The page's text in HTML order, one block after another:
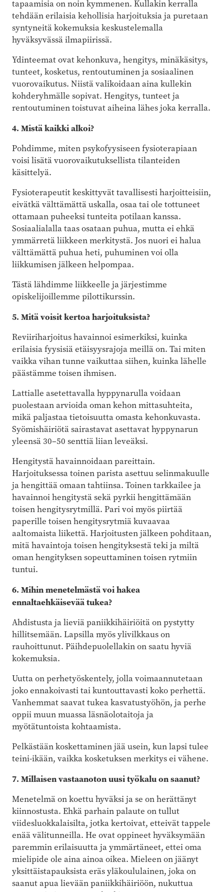
tapaamisia on noin kymmenen. Kullakin kerralla
tehdään erilaisia kehollisia harjoituksia ja puretaan
syntyneitä kokemuksia keskustelemalla
hyväksyvässä ilmapiirissä.
Ydinteemat ovat kehonkuva, hengitys, minäkäsitys,
tunteet, kosketus, rentoutuminen ja sosiaalinen
vuorovaikutus. Niistä valikoidaan aina kullekin
kohderyhmälle sopivat. Hengitys, tunteet ja
rentoutuminen toistuvat aiheina lähes joka kerralla.
4. Mistä kaikki alkoi?
Pohdimme, miten psykofyysiseen fysioterapiaan
voisi lisätä vuorovaikutuksellista tilanteiden
käsittelyä.
Fysioterapeutit keskittyvät tavallisesti harjoitteisiin,
eivätkä välttämättä uskalla, osaa tai ole tottuneet
ottamaan puheeksi tunteita potilaan kanssa.
Sosiaalialalla taas osataan puhua, mutta ei ehkä
ymmärretä liikkeen merkitystä. Jos nuori ei halua
välttämättä puhua heti, puhuminen voi olla
liikkumisen jälkeen helpompaa.
Tästä lähdimme liikkeelle ja järjestimme
opiskelijoillemme pilottikurssin.
5. Mitä voisit kertoa harjoituksista?
Reviiriharjoitus havainnoi esimerkiksi, kuinka
erilaisia fyysisiä etäisyysrajoja meillä on. Tai miten
vaikka vihan tunne vaikuttaa siihen, kuinka lähelle
päästämme toisen ihmisen.
Lattialle asetettavalla hyppynarulla voidaan
puolestaan arvioida oman kehon mittasuhteita,
mikä paljastaa tietoisuutta omasta kehonkuvasta.
Syömishäiriötä sairastavat asettavat hyppynarun
yleensä 30–50 senttiä liian leveäksi.
Hengitystä havainnoidaan pareittain.
Harjoituksessa toinen parista asettuu selinmakuulle
ja hengittää omaan tahtiinsa. Toinen tarkkailee ja
havainnoi hengitystä sekä pyrkii hengittämään
toisen hengitysrytmillä. Pari voi myös piirtää
paperille toisen hengitysrytmiä kuvaavaa
aaltomaista liikettä. Harjoitusten jälkeen pohditaan,
mitä havaintoja toisen hengityksestä teki ja miltä
oman hengityksen sopeuttaminen toisen rytmiin
tuntui.
6. Mihin menetelmästä voi hakea
ennaltaehkäisevää tukea?
Ahdistusta ja lieviä paniikkihäiriöitä on pystytty
hillitsemään. Lapsilla myös ylivilkkaus on
rauhoittunut. Päihdepuolellakin on saatu hyviä
kokemuksia.
Uutta on perhetyöskentely, jolla voimaannutetaan
joko ennakoivasti tai kuntouttavasti koko perhettä.
Vanhemmat saavat tukea kasvatustyöhön, ja perhe
oppii muun muassa läsnäolotaitoja ja
myötätuntoista kohtaamista.
Pelkästään koskettaminen jää usein, kun lapsi tulee
teini-ikään, vaikka kosketuksen merkitys ei vähene.
7. Millaisen vastaanoton uusi työkalu on saanut?
Menetelmä on koettu hyväksi ja se on herättänyt
kiinnostusta. Ehkä parhain palaute on tullut
viidesluokkalaisilta, jotka kertoivat, etteivät tappele
enää välitunneilla. He ovat oppineet hyväksymään
paremmin erilaisuutta ja ymmärtäneet, ettei oma
mielipide ole aina ainoa oikea. Mieleen on jäänyt
yksittäistapauksista eräs yläkoululainen, joka on
saanut apua lievään paniikkihäiriöön, nukuttua